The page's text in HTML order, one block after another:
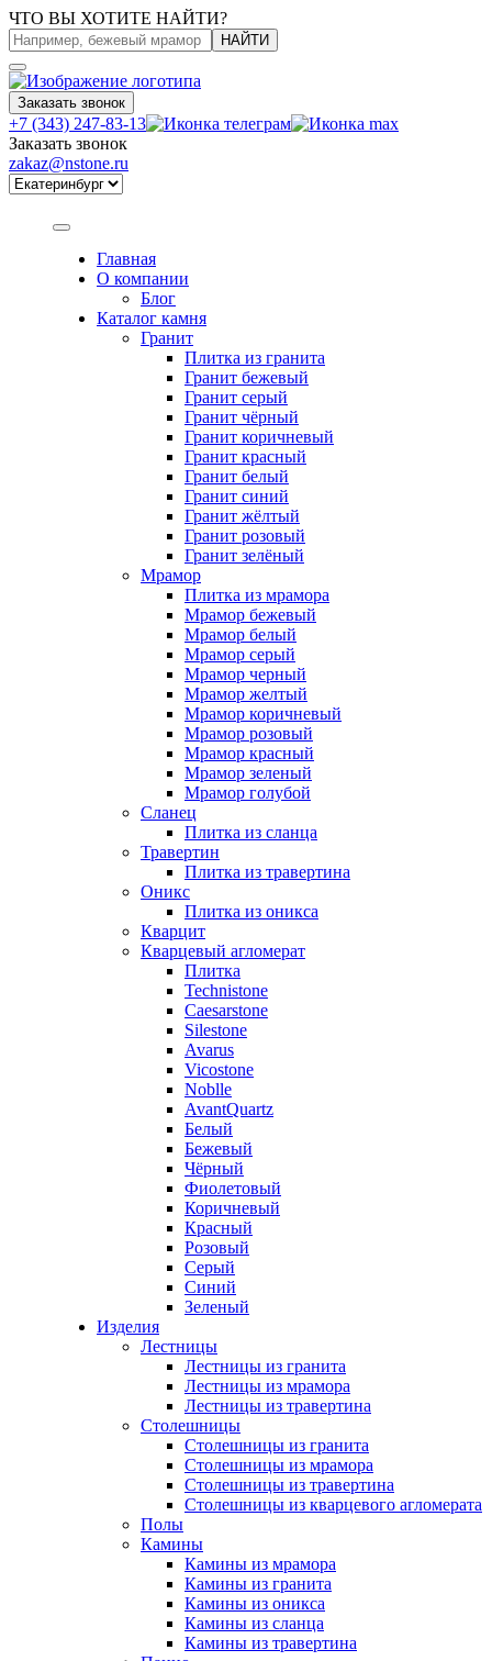
ЧТО ВЫ ХОТИТЕ НАЙТИ?
НАЙТИ
Заказать звонок
+7 (343) 247-83-13
Заказать звонок
zakaz@nstone.ru
Главная
О компании
Блог
Каталог камня
Гранит
Плитка из гранита
Гранит бежевый
Гранит серый
Гранит чёрный
Гранит коричневый
Гранит красный
Гранит белый
Гранит синий
Гранит жёлтый
Гранит розовый
Гранит зелёный
Мрамор
Плитка из мрамора
Мрамор бежевый
Мрамор белый
Мрамор серый
Мрамор черный
Мрамор желтый
Мрамор коричневый
Мрамор розовый
Мрамор красный
Мрамор зеленый
Мрамор голубой
Сланец
Плитка из сланца
Травертин
Плитка из травертина
Оникс
Плитка из оникса
Кварцит
Кварцевый агломерат
Плитка
Technistone
Caesarstone
Silestone
Avarus
Vicostone
Noblle
AvantQuartz
Белый
Бежевый
Чёрный
Фиолетовый
Коричневый
Красный
Розовый
Серый
Синий
Зеленый
Изделия
Лестницы
Лестницы из гранита
Лестницы из мрамора
Лестницы из травертина
Столешницы
Столешницы из гранита
Столешницы из мрамора
Столешницы из травертина
Столешницы из кварцевого агломерата
Полы
Камины
Камины из мрамора
Камины из гранита
Камины из оникса
Камины из сланца
Камины из травертина